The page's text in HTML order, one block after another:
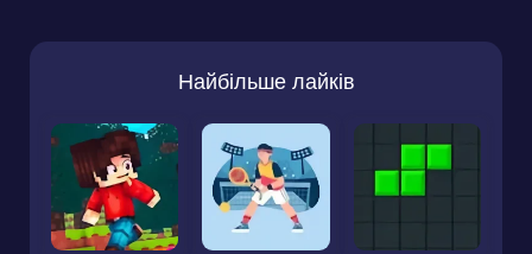
Найбільше лайків